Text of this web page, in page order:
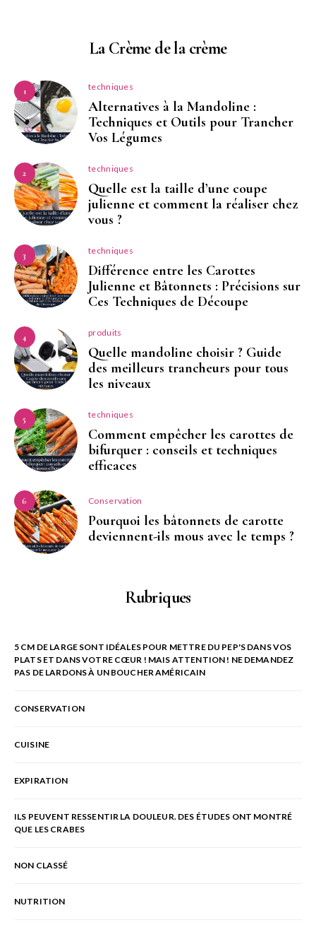
La Crème de la crème
1 techniques
Alternatives à la Mandoline :
Techniques et Outils pour Trancher
Vos Légumes
2 techniques
Quelle est la taille d’une coupe
julienne et comment la réaliser chez
vous ?
3 techniques
Différence entre les Carottes
Julienne et Bâtonnets : Précisions sur
Ces Techniques de Découpe
4 produits
Quelle mandoline choisir ? Guide
des meilleurs trancheurs pour tous
les niveaux
5 techniques
Comment empêcher les carottes de
bifurquer : conseils et techniques
efficaces
6 Conservation
Pourquoi les bâtonnets de carotte
deviennent-ils mous avec le temps ?
Rubriques
5 CM DE LARGE SONT IDÉALES POUR METTRE DU PEP'S DANS VOS
PLATS ET DANS VOTRE CŒUR ! MAIS ATTENTION ! NE DEMANDEZ
PAS DE LARDONS À UN BOUCHER AMÉRICAIN
CONSERVATION
CUISINE
EXPIRATION
ILS PEUVENT RESSENTIR LA DOULEUR. DES ÉTUDES ONT MONTRÉ
QUE LES CRABES
NON CLASSÉ
NUTRITION